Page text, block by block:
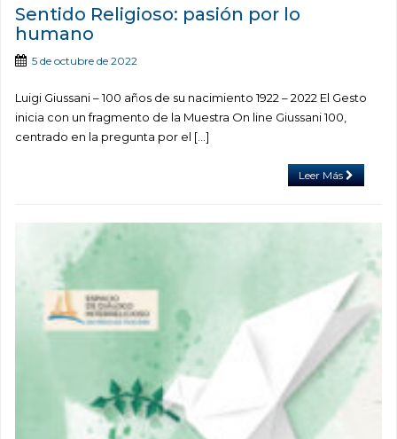
Sentido Religioso: pasión por lo
humano
5 de octubre de 2022
Luigi Giussani – 100 años de su nacimiento 1922 – 2022 El Gesto
inicia con un fragmento de la Muestra On line Giussani 100,
centrado en la pregunta por el […]
Leer Más